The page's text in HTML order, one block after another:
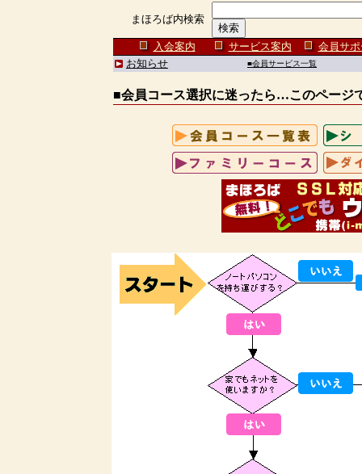
まほろば内検索
入会案内 サービス案内
会員サ
お知らせ
■会員サービス一覧
■会員コース選択に迷ったら…このページ